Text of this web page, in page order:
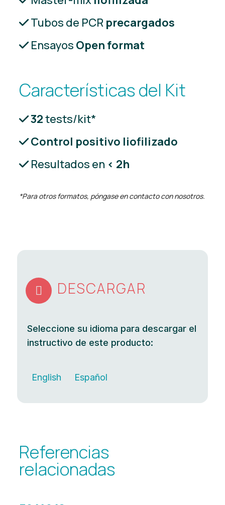
Tubos de PCR precargados
Ensayos Open format
Características del Kit
32tests/kit*
Control positivo liofilizado
Resultados en < 2h
*Para otros formatos, póngase en contacto con nosotros.
 DESCARGAR
Seleccione su idioma para descargar el
instructivo de este producto:
English Español
Referencias
relacionadas